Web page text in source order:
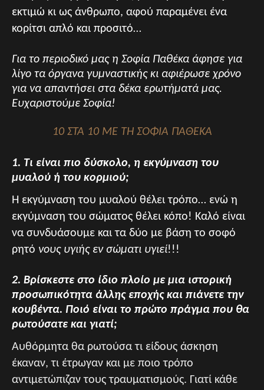
εκτιμώ κι ως άνθρωπο, αφού παραμένει ένα
κορίτσι απλό και προσιτό…
Για το περιοδικό μας η Σοφία Παθέκα άφησε για
λίγο τα όργανα γυμναστικής κι αφιέρωσε χρόνο
για να απαντήσει στα δέκα ερωτήματά μας.
Ευχαριστούμε Σοφία!
10 ΣΤΑ 10 ΜΕ ΤΗ ΣΟΦΙΑ ΠΑΘΕΚΑ
1. Τι είναι πιο δύσκολο, η εκγύμναση του
μυαλού ή του κορμιού;
Η εκγύμναση του μυαλού θέλει τρόπο… ενώ η
εκγύμναση του σώματος θέλει κόπο! Καλό είναι
να συνδυάσουμε και τα δύο με βάση το σοφό
ρητό νους υγιής εν σώματι υγιεί!!!
2. Βρίσκεστε στο ίδιο πλοίο με μια ιστορική
προσωπικότητα άλλης εποχής και πιάνετε την
κουβέντα. Ποιό είναι το πρώτο πράγμα που θα
ρωτούσατε και γιατί;
Αυθόρμητα θα ρωτούσα τι είδους άσκηση
έκαναν, τι έτρωγαν και με ποιο τρόπο
αντιμετώπιζαν τους τραυματισμούς. Γιατί κάθε